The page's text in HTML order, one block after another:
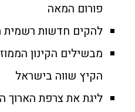
פורום המאה
להקים חדשות רשמית
מבשילים הקינון
הקיץ שווה בישראל
ליגת את צרפת הארוך